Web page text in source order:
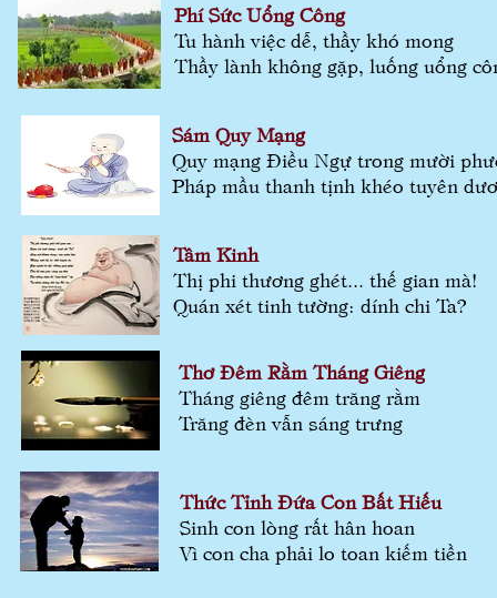
Phí Sức Uổng Công
Tu hành việc dễ, thầy khó mong
Thầy lành không gặp, luống uổng
Sám Quy Mạng
Quy mạng Điều Ngự trong mười
Pháp mầu thanh tịnh khéo tuyên
Tâm Kinh
Thị phi thương ghét... thế gian mà!
Quán xét tinh tường: dính chi Ta?
Thơ Đêm Rằm Tháng Giêng
Tháng giêng đêm trăng rằm
Trăng đèn vẫn sáng trưng
Thức Tỉnh Đứa Con Bất Hiếu
Sinh con lòng rất hân hoan
Vì con cha phải lo toan kiếm tiền